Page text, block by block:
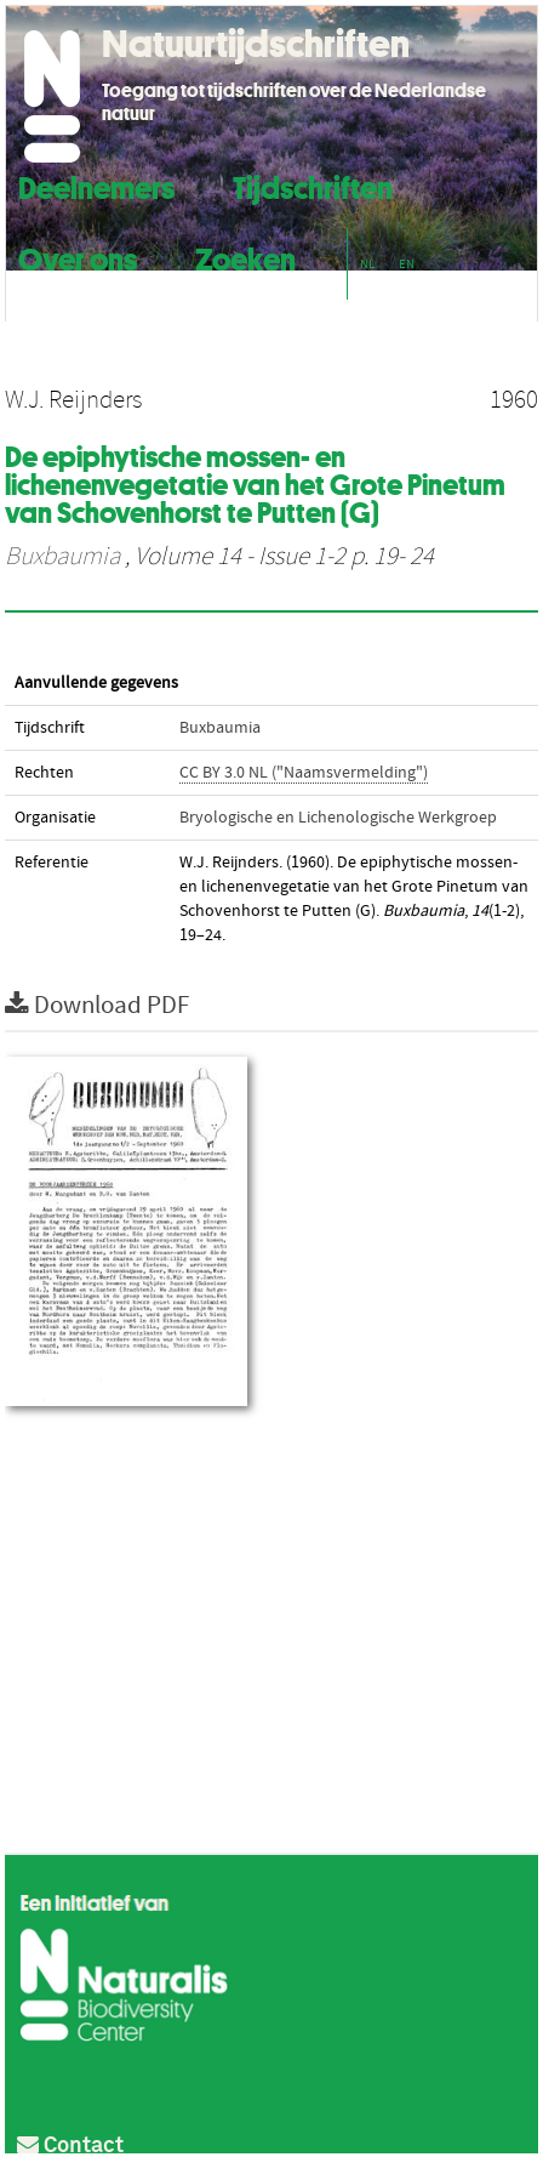
Deelnemers
Tijdschriften
Over ons
Zoeken NL EN
Natuurtijdschriften
Toegang tot tijdschriften over de Nederlandse
natuur
W.J. Reijnders 1960
De epiphytische mossen- en
lichenenvegetatie van het Grote Pinetum
van Schovenhorst te Putten (G)
Buxbaumia, Volume 14 - Issue 1-2 p. 19- 24
Aanvullende gegevens
Tijdschrift Buxbaumia
Rechten CC BY 3.0 NL ("Naamsvermelding")
Organisatie Bryologische en Lichenologische Werkgroep
Referentie
W.J. Reijnders. (1960). De epiphytische mossen-
en lichenenvegetatie van het Grote Pinetum van
Schovenhorst te Putten (G). Buxbaumia, 14(1-2),
19–24.
Download PDF
Contact